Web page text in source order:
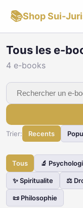
📚Shop Sui-
Tous les e-
4 e-books
Trier: Recents
Tous 🔬
✨ Spiritualite ⚖️
📜 Philosophie